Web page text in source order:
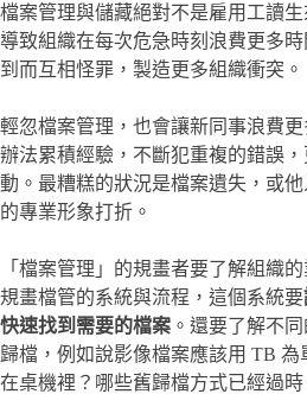
檔案管理與儲藏絕對不是雇用工讀
導致組織在每次危急時刻浪費更多
到而互相怪罪，製造更多組織衝突。
輕忽檔案管理，也會讓新同事浪費
辦法累積經驗，不斷犯重複的錯誤
動。最糟糕的狀況是檔案遺失，或
的專業形象打折。
「檔案管理」的規畫者要了解組織
規畫檔管的系統與流程，這個系統要
快速找到需要的檔案 。還要了解不
歸檔，例如說影像檔案應該用 TB
在桌機裡？哪些舊歸檔方式已經過